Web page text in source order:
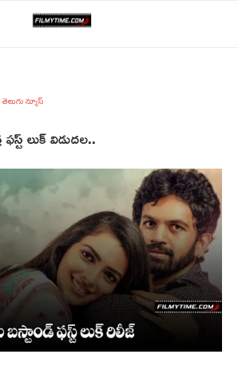
తెలుగు న్యూస్
ఫస్ట్ లుక్ విడుదల..